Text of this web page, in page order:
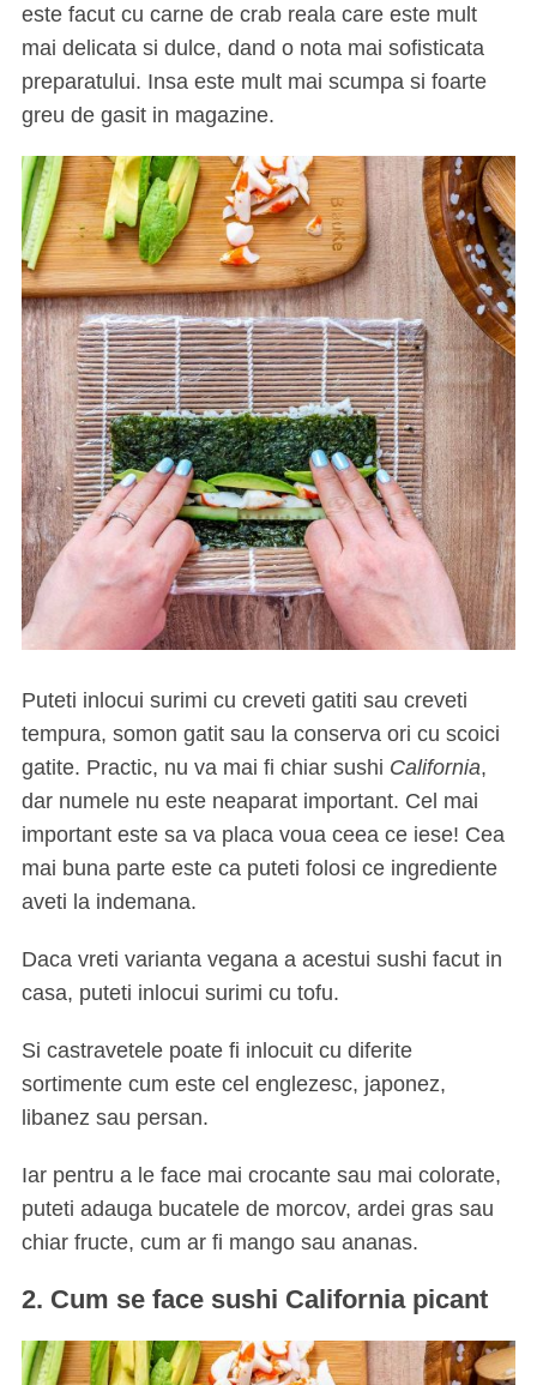
este facut cu carne de crab reala care este mult
mai delicata si dulce, dand o nota mai sofisticata
preparatului. Insa este mult mai scumpa si foarte
greu de gasit in magazine.
Puteti inlocui surimi cu creveti gatiti sau creveti
tempura, somon gatit sau la conserva ori cu scoici
gatite. Practic, nu va mai fi chiar sushi California,
dar numele nu este neaparat important. Cel mai
important este sa va placa voua ceea ce iese! Cea
mai buna parte este ca puteti folosi ce ingrediente
aveti la indemana.
Daca vreti varianta vegana a acestui sushi facut in
casa, puteti inlocui surimi cu tofu.
Si castravetele poate fi inlocuit cu diferite
sortimente cum este cel englezesc, japonez,
libanez sau persan.
Iar pentru a le face mai crocante sau mai colorate,
puteti adauga bucatele de morcov, ardei gras sau
chiar fructe, cum ar fi mango sau ananas.
2. Cum se face sushi California picant